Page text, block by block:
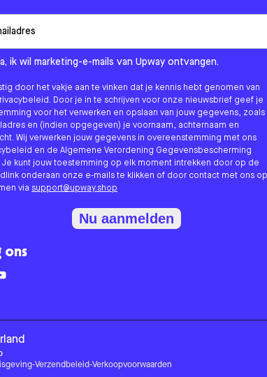
would you like to hear from us?
ik wil marketing-e-mails van Upway ontvangen.
door het vakje aan te vinken dat je kennis hebt genomen van
Door je in te schrijven voor onze nieuwsbrief geef je
voor het verwerken en opslaan van jouw gegevens, zoals
en (indien opgegeven) je voornaam, achternaam en
Wij verwerken jouw gegevens in overeenstemming met ons
en de Algemene Verordening Gegevensbescherming
Je kunt jouw toestemming op elk moment intrekken door op de
onderaan onze e-mails te klikken of door contact met ons op
via support@upway.shop
Nu aanmelden
ons
-Verzendbeleid-Verkoopvoorwaarden